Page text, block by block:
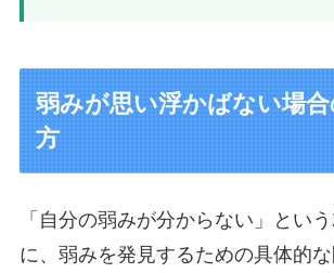
弱みが思い浮かばない場
方
「自分の弱みが分からない」とい
に、弱みを発見するための具体的